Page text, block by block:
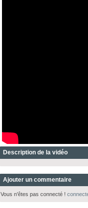
Description de la vidéo
Ajouter un commentaire
Vous n'êtes pas connecté !